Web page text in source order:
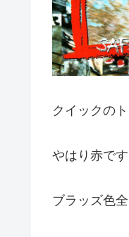
クイックの
やはり赤です
ブラッズ色全